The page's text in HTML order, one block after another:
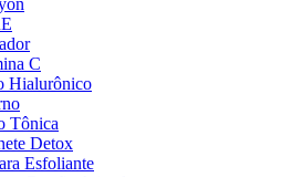
C
Hialurônico
Tônica
Detox
Esfoliante